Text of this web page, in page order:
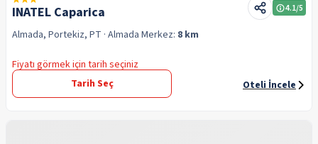
INATEL Caparica 4.1/5
Almada, Portekiz, PT · Almada Merkez: 8 km
Fiyatı görmek için tarih seçiniz
Tarih Seç
Oteli İncele